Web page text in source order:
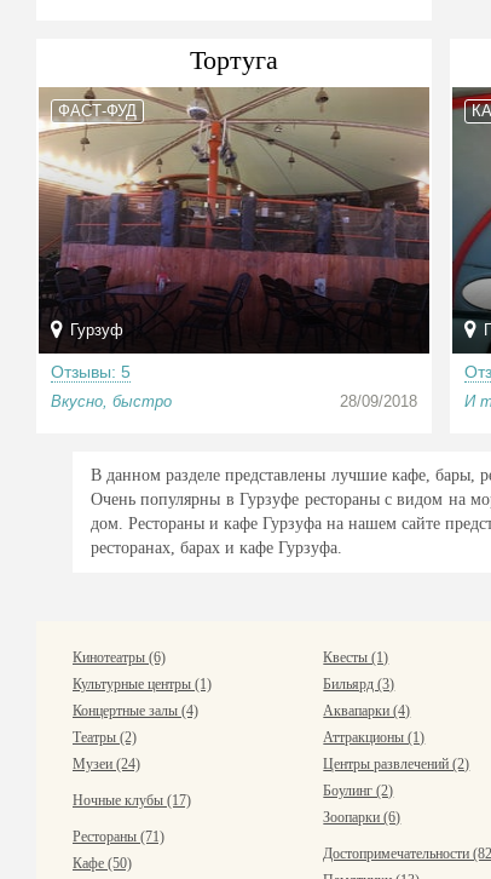
Тортуга
ФАСТ-ФУД
Гурзуф
Отзывы: 5
Вкусно, быстро 28/09/2018 И
В данном разделе представлены лучшие кафе, бары,
Очень популярны в Гурзуфе рестораны с видом на
дом. Рестораны и кафе Гурзуфа на нашем сайте
ресторанах, барах и кафе Гурзуфа.
Кинотеатры (6)
Культурные центры (1)
Концертные залы (4)
Театры (2)
Музеи (24)
Ночные клубы (17)
Рестораны (71)
Кафе (50)
Квесты (1)
Бильярд (3)
Аквапарки (4)
Аттракционы (1)
Центры развлечений (2)
Боулинг (2)
Зоопарки (6)
Достопримечательности